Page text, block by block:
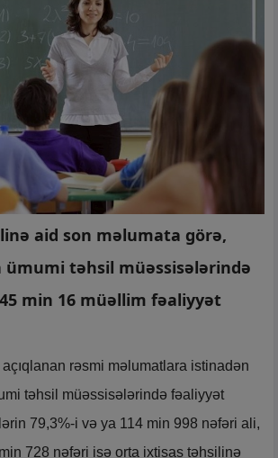
aid son məlumata görə,
ümumi təhsil müəssisələrində
min 16 müəllim fəaliyyət
açıqlanan rəsmi məlumatlara istinadən
təhsil müəssisələrində fəaliyyət
79,3%-i və ya 114 min 998 nəfəri ali,
728 nəfəri isə orta ixtisas təhsilinə